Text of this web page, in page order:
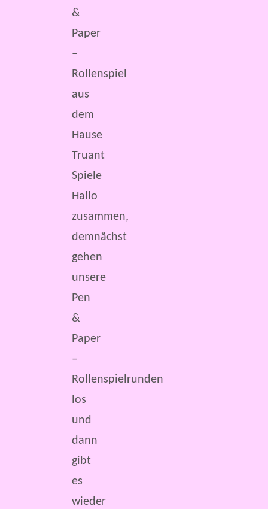
&
Paper
–
Rollenspiel
aus
dem
Hause
Truant
Spiele
Hallo
zusammen,
demnächst
gehen
unsere
Pen
&
Paper
–
Rollenspielrunden
los
und
dann
gibt
es
wieder